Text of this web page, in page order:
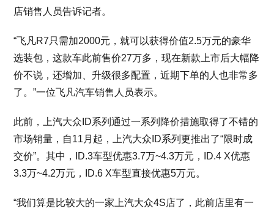
店销售人员告诉记者。
“飞凡R7只需加2000元，就可以获得价值2.5万元的豪华
选装包，这款车此前售价27万多，现在新款上市后大幅降
价不说，还增加、升级很多配置，近期下单的人也非常多
了。”一位飞凡汽车销售人员表示。
此前，上汽大众ID系列通过一系列降价措施取得了不错的
市场销量，自11月起，上汽大众ID系列更推出了“限时成
交价”。其中，ID.3车型优惠3.7万~4.3万元，ID.4 X优惠
3.3万~4.2万元，ID.6 X车型直接优惠5万元。
“我们算是比较大的一家上汽大众4S店了，此前店里有一